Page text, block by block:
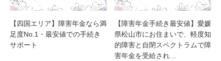
【四国エリア】障害年金なら満
足度No.1・最安値での手続き
サポート
【障害年金手続き最安値】愛媛
県松山市にお住まいで、軽度知
的障害と自閉スペクトラムで障
害年金を受給され…